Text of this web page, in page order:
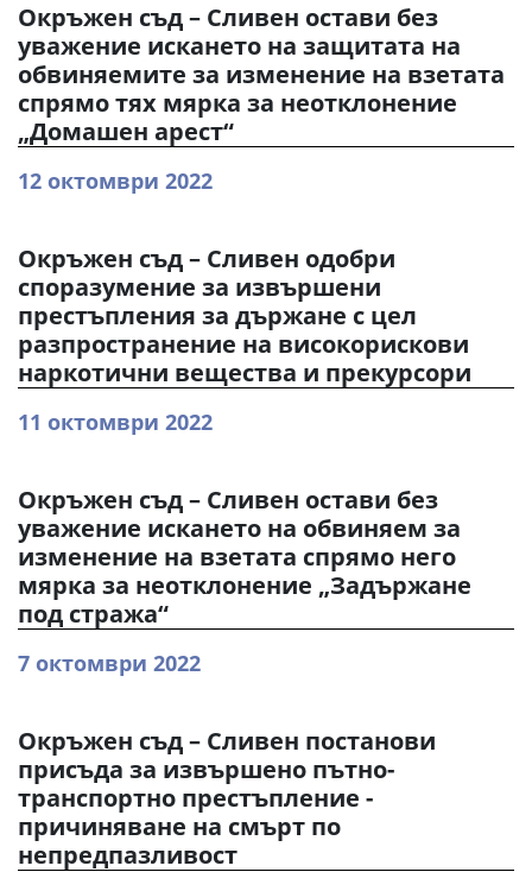
Окръжен съд – Сливен остави без
уважение искането на защитата на
обвиняемите за изменение на взетата
спрямо тях мярка за неотклонение
„Домашен арест“
12 октомври 2022
Окръжен съд – Сливен одобри
споразумение за извършени
престъпления за държане с цел
разпространение на високорискови
наркотични вещества и прекурсори
11 октомври 2022
Окръжен съд – Сливен остави без
уважение искането на обвиняем за
изменение на взетата спрямо него
мярка за неотклонение „Задържане
под стража“
7 октомври 2022
Окръжен съд – Сливен постанови
присъда за извършено пътно-
транспортно престъпление -
причиняване на смърт по
непредпазливост